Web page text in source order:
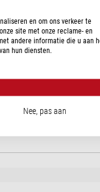
en om ons verkeer te
site met onze reclame- en
andere informatie die u aan
hun diensten.
Nee, pas aan